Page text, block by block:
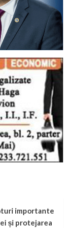
importante
și protejarea